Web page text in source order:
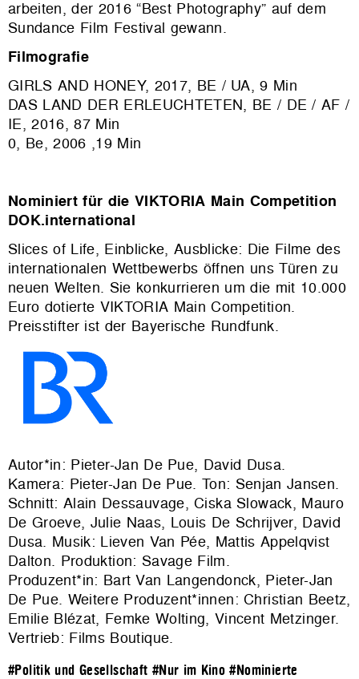
arbeiten, der 2016 “Best Photography” auf dem
Sundance Film Festival gewann.
Filmografie
GIRLS AND HONEY, 2017, BE / UA, 9 Min
DAS LAND DER ERLEUCHTETEN, BE / DE / AF /
IE, 2016, 87 Min
0, Be, 2006 ,19 Min
Nominiert für die VIKTORIA Main Competition
DOK.international
Slices of Life, Einblicke, Ausblicke: Die Filme des
internationalen Wettbewerbs öffnen uns Türen zu
neuen Welten. Sie konkurrieren um die mit 10.000
Euro dotierte VIKTORIA Main Competition.
Preisstifter ist der Bayerische Rundfunk.
Autor*in: Pieter-Jan De Pue, David Dusa.
Kamera: Pieter-Jan De Pue. Ton: Senjan Jansen.
Schnitt: Alain Dessauvage, Ciska Slowack, Mauro
De Groeve, Julie Naas, Louis De Schrijver, David
Dusa. Musik: Lieven Van Pée, Mattis Appelqvist
Dalton. Produktion: Savage Film.
Produzent*in: Bart Van Langendonck, Pieter-Jan
De Pue. Weitere Produzent*innen: Christian Beetz,
Emilie Blézat, Femke Wolting, Vincent Metzinger.
Vertrieb: Films Boutique.
#Politik und Gesellschaft #Nur im Kino #Nominierte